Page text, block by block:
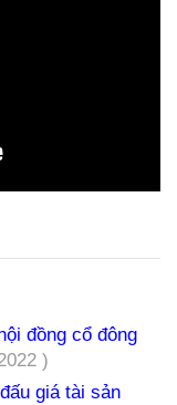
đồng cổ đông
)
giá tài sản